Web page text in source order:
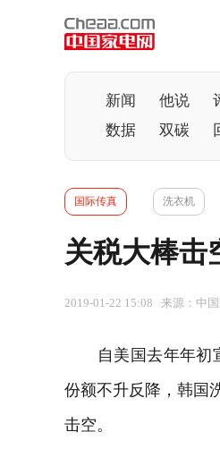
新闻 他说
数据
双碳
国际传真 洗衣机
关税大棒击
2019-01-22 15:08 来源：中
自美国去年年初
份额不升反降，韩国
击空。